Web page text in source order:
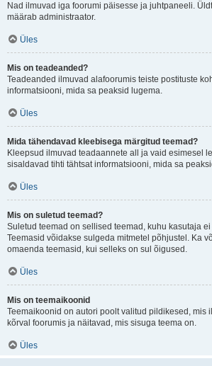
Nad ilmuvad iga foorumi päisesse ja juhtpaneeli.
määrab administraator.
Üles
Mis on teadeanded?
Teadeanded ilmuvad alafoorumis teiste postituste
informatsiooni, mida sa peaksid lugema.
Üles
Mida tähendavad kleebisega märgitud teemad?
Kleepsud ilmuvad teadaannete all ja vaid esimesel
sisaldavad tihti tähtsat informatsiooni, mida sa
Üles
Mis on suletud teemad?
Suletud teemad on sellised teemad, kuhu kasutaja
Teemasid võidakse sulgeda mitmetel põhjustel. Ka
omaenda teemasid, kui selleks on sul õigused.
Üles
Mis on teemaikoonid
Teemaikoonid on autori poolt valitud pildikesed, mis
kõrval foorumis ja näitavad, mis sisuga teema on.
Üles